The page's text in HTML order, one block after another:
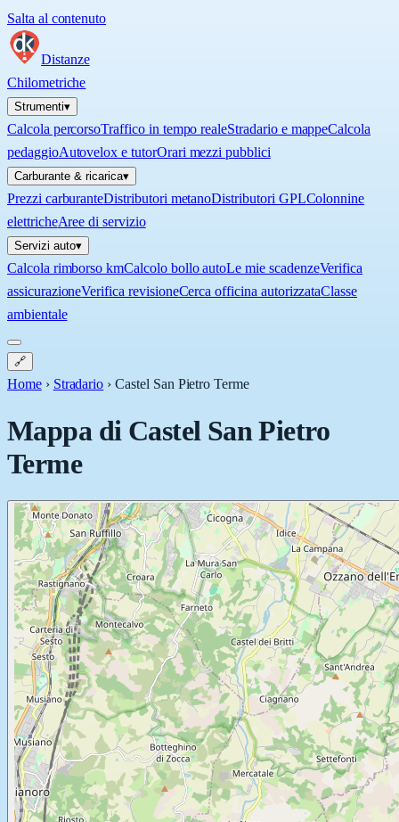
Salta al contenuto
Distanze
Chilometriche
Strumenti▾
Calcola percorsoTraffico in tempo realeStradario e mappeCalcola
pedaggioAutovelox e tutorOrari mezzi pubblici
Carburante & ricarica▾
Prezzi carburanteDistributori metanoDistributori GPLColonnine
elettricheAree di servizio
Servizi auto▾
Calcola rimborso kmCalcolo bollo autoLe mie scadenzeVerifica
assicurazioneVerifica revisioneCerca officina autorizzataClasse
ambientale
🔗
Home › Stradario ›Castel San Pietro Terme
Mappa di Castel San Pietro
Terme